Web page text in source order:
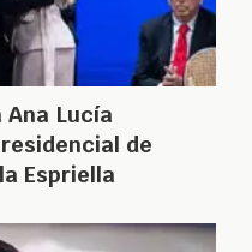
Lucía
de
Espriella